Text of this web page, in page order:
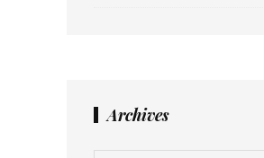
Archives